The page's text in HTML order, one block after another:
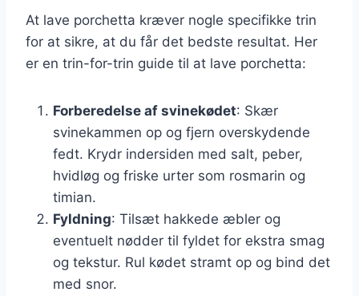
At lave porchetta kræver nogle specifikke trin
for at sikre, at du får det bedste resultat. Her
er en trin-for-trin guide til at lave porchetta:
Forberedelse af svinekødet: Skær
svinekammen op og fjern overskydende
fedt. Krydr indersiden med salt, peber,
hvidløg og friske urter som rosmarin og
timian.
Fyldning: Tilsæt hakkede æbler og
eventuelt nødder til fyldet for ekstra smag
og tekstur. Rul kødet stramt op og bind det
med snor.